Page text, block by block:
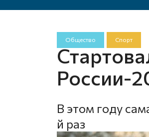
Общество Спорт
России-
В этом году
й раз